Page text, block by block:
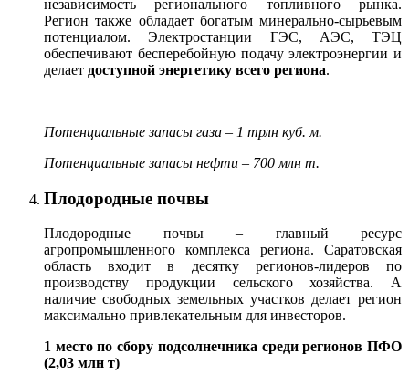
независимость регионального топливного рынка.
Регион также обладает богатым минерально-сырьевым
потенциалом. Электростанции ГЭС, АЭС, ТЭЦ
обеспечивают бесперебойную подачу электроэнергии и
делает доступной энергетику всего региона.
Потенциальные запасы газа – 1 трлн куб. м.
Потенциальные запасы нефти – 700 млн т.
Плодородные почвы
Плодородные почвы – главный ресурс
агропромышленного комплекса региона. Саратовская
область входит в десятку регионов-лидеров по
производству продукции сельского хозяйства. А
наличие свободных земельных участков делает регион
максимально привлекательным для инвесторов.
1 место по сбору подсолнечника среди регионов ПФО
(2,03 млн т)